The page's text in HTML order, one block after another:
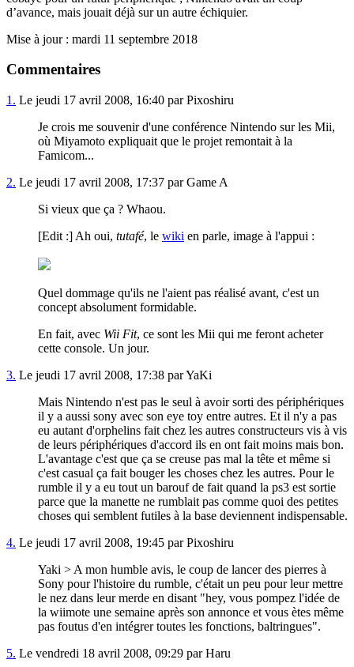
d’avance, mais jouait déjà sur un autre échiquier.
Mise à jour : mardi 11 septembre 2018
Commentaires
1. Le jeudi 17 avril 2008, 16:40 par Pixoshiru
Je crois me souvenir d'une conférence Nintendo sur les Mii,
où Miyamoto expliquait que le projet remontait à la
Famicom...
2. Le jeudi 17 avril 2008, 17:37 par Game A
Si vieux que ça ? Whaou.
[Edit :] Ah oui, tutafé, le wiki en parle, image à l'appui :
Quel dommage qu'ils ne l'aient pas réalisé avant, c'est un
concept absolument formidable.
En fait, avec Wii Fit, ce sont les Mii qui me feront acheter
cette console. Un jour.
3. Le jeudi 17 avril 2008, 17:38 par YaKi
Mais Nintendo n'est pas le seul à avoir sorti des périphériques
il y a aussi sony avec son eye toy entre autres. Et il n'y a pas
eu autant d'orphelins fait chez les autres constructeurs vis à vis
de leurs périphériques d'accord ils en ont fait moins mais bon.
L'avantage c'est que ça se creuse pas mal la tête et même si
c'est casual ça fait bouger les choses chez les autres. Pour le
rumble il y a eu tout un barouf de fait quand la ps3 est sortie
parce que la manette ne rumblait pas comme quoi des petites
choses qui semblent futiles à la base deviennent indispensable.
4. Le jeudi 17 avril 2008, 19:45 par Pixoshiru
Yaki > A mon humble avis, le coup de lancer des pierres à
Sony pour l'histoire du rumble, c'était un peu pour leur mettre
le nez dans leur merde en disant "hey, vous pompez l'idée de
la wiimote une semaine après son annonce et vous ètes même
pas foutus d'en intégrer toutes les fonctions, baltringues".
5. Le vendredi 18 avril 2008, 09:29 par Haru